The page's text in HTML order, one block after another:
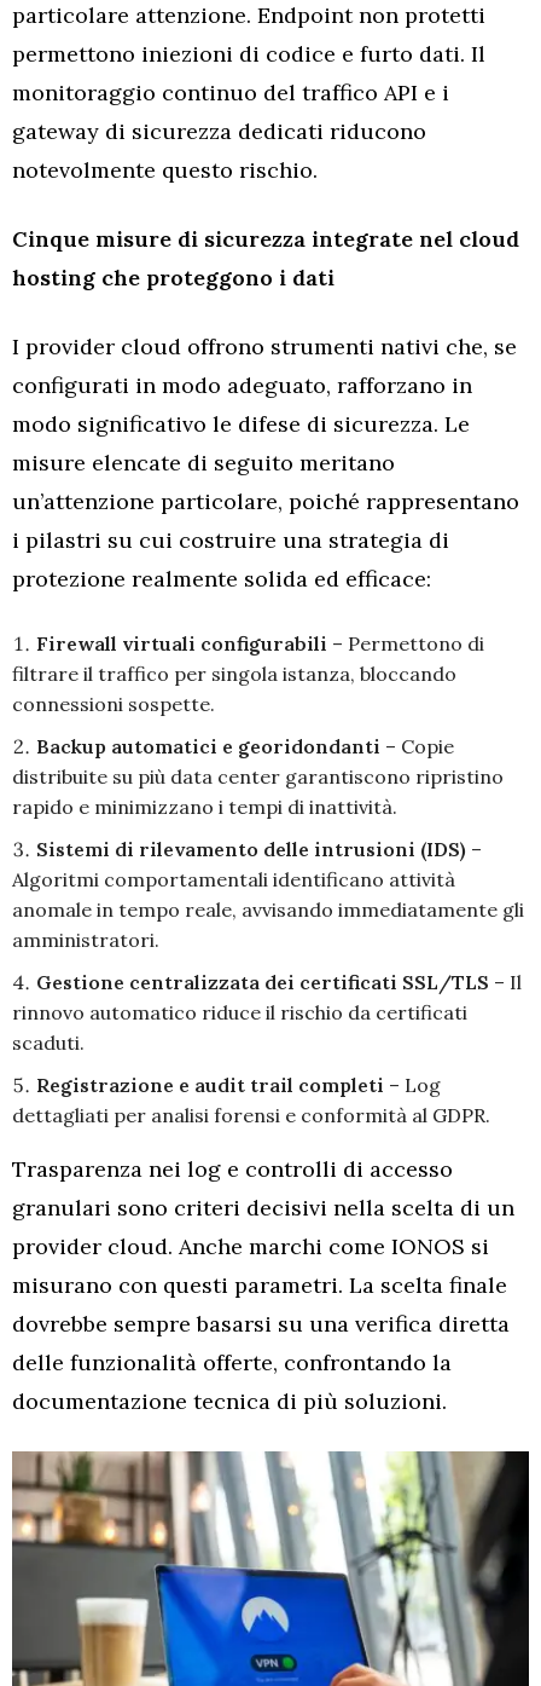
particolare attenzione. Endpoint non protetti
permettono iniezioni di codice e furto dati. Il
monitoraggio continuo del traffico API e i
gateway di sicurezza dedicati riducono
notevolmente questo rischio.
Cinque misure di sicurezza integrate nel cloud
hosting che proteggono i dati
I provider cloud offrono strumenti nativi che, se
configurati in modo adeguato, rafforzano in
modo significativo le difese di sicurezza. Le
misure elencate di seguito meritano
un’attenzione particolare, poiché rappresentano
i pilastri su cui costruire una strategia di
protezione realmente solida ed efficace:
Firewall virtuali configurabili – Permettono di
filtrare il traffico per singola istanza, bloccando
connessioni sospette.
Backup automatici e georidondanti – Copie
distribuite su più data center garantiscono ripristino
rapido e minimizzano i tempi di inattività.
Sistemi di rilevamento delle intrusioni (IDS) –
Algoritmi comportamentali identificano attività
anomale in tempo reale, avvisando immediatamente gli
amministratori.
Gestione centralizzata dei certificati SSL/TLS – Il
rinnovo automatico riduce il rischio da certificati
scaduti.
Registrazione e audit trail completi – Log
dettagliati per analisi forensi e conformità al GDPR.
Trasparenza nei log e controlli di accesso
granulari sono criteri decisivi nella scelta di un
provider cloud. Anche marchi come IONOS si
misurano con questi parametri. La scelta finale
dovrebbe sempre basarsi su una verifica diretta
delle funzionalità offerte, confrontando la
documentazione tecnica di più soluzioni.